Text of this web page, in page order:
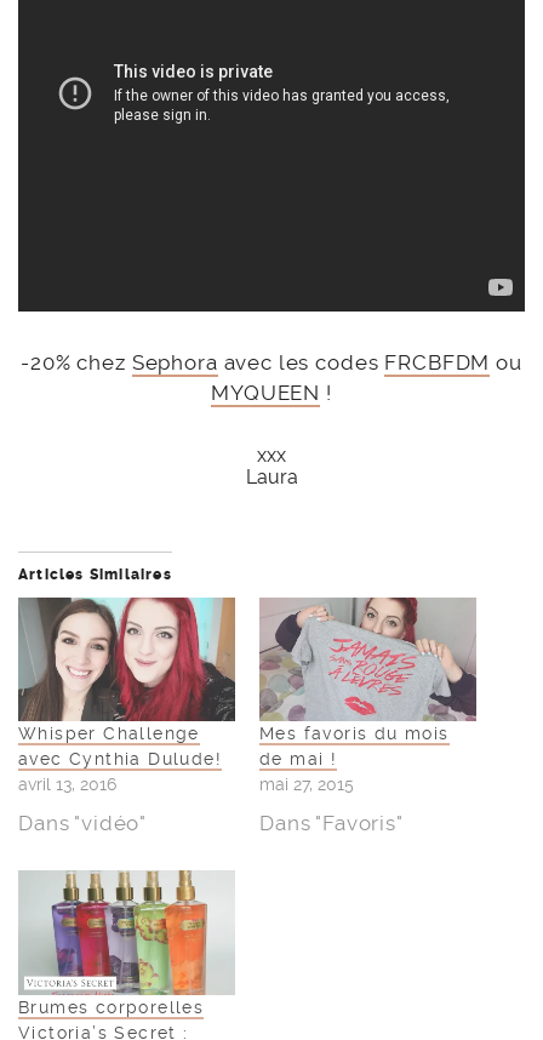
-20% chez Sephora avec les codes FRCBFDM ou
MYQUEEN !
xxx
Laura
Articles Similaires
Whisper Challenge
avec Cynthia Dulude!
avril 13, 2016
Dans "vidéo"
Mes favoris du mois
de mai !
mai 27, 2015
Dans "Favoris"
Brumes corporelles
Victoria’s Secret :